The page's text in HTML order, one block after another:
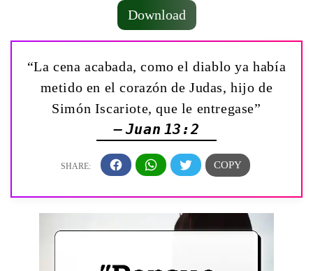
Download
“La cena acabada, como el diablo ya había
metido en el corazón de Judas, hijo de
Simón Iscariote, que le entregase”
— Juan 13:2